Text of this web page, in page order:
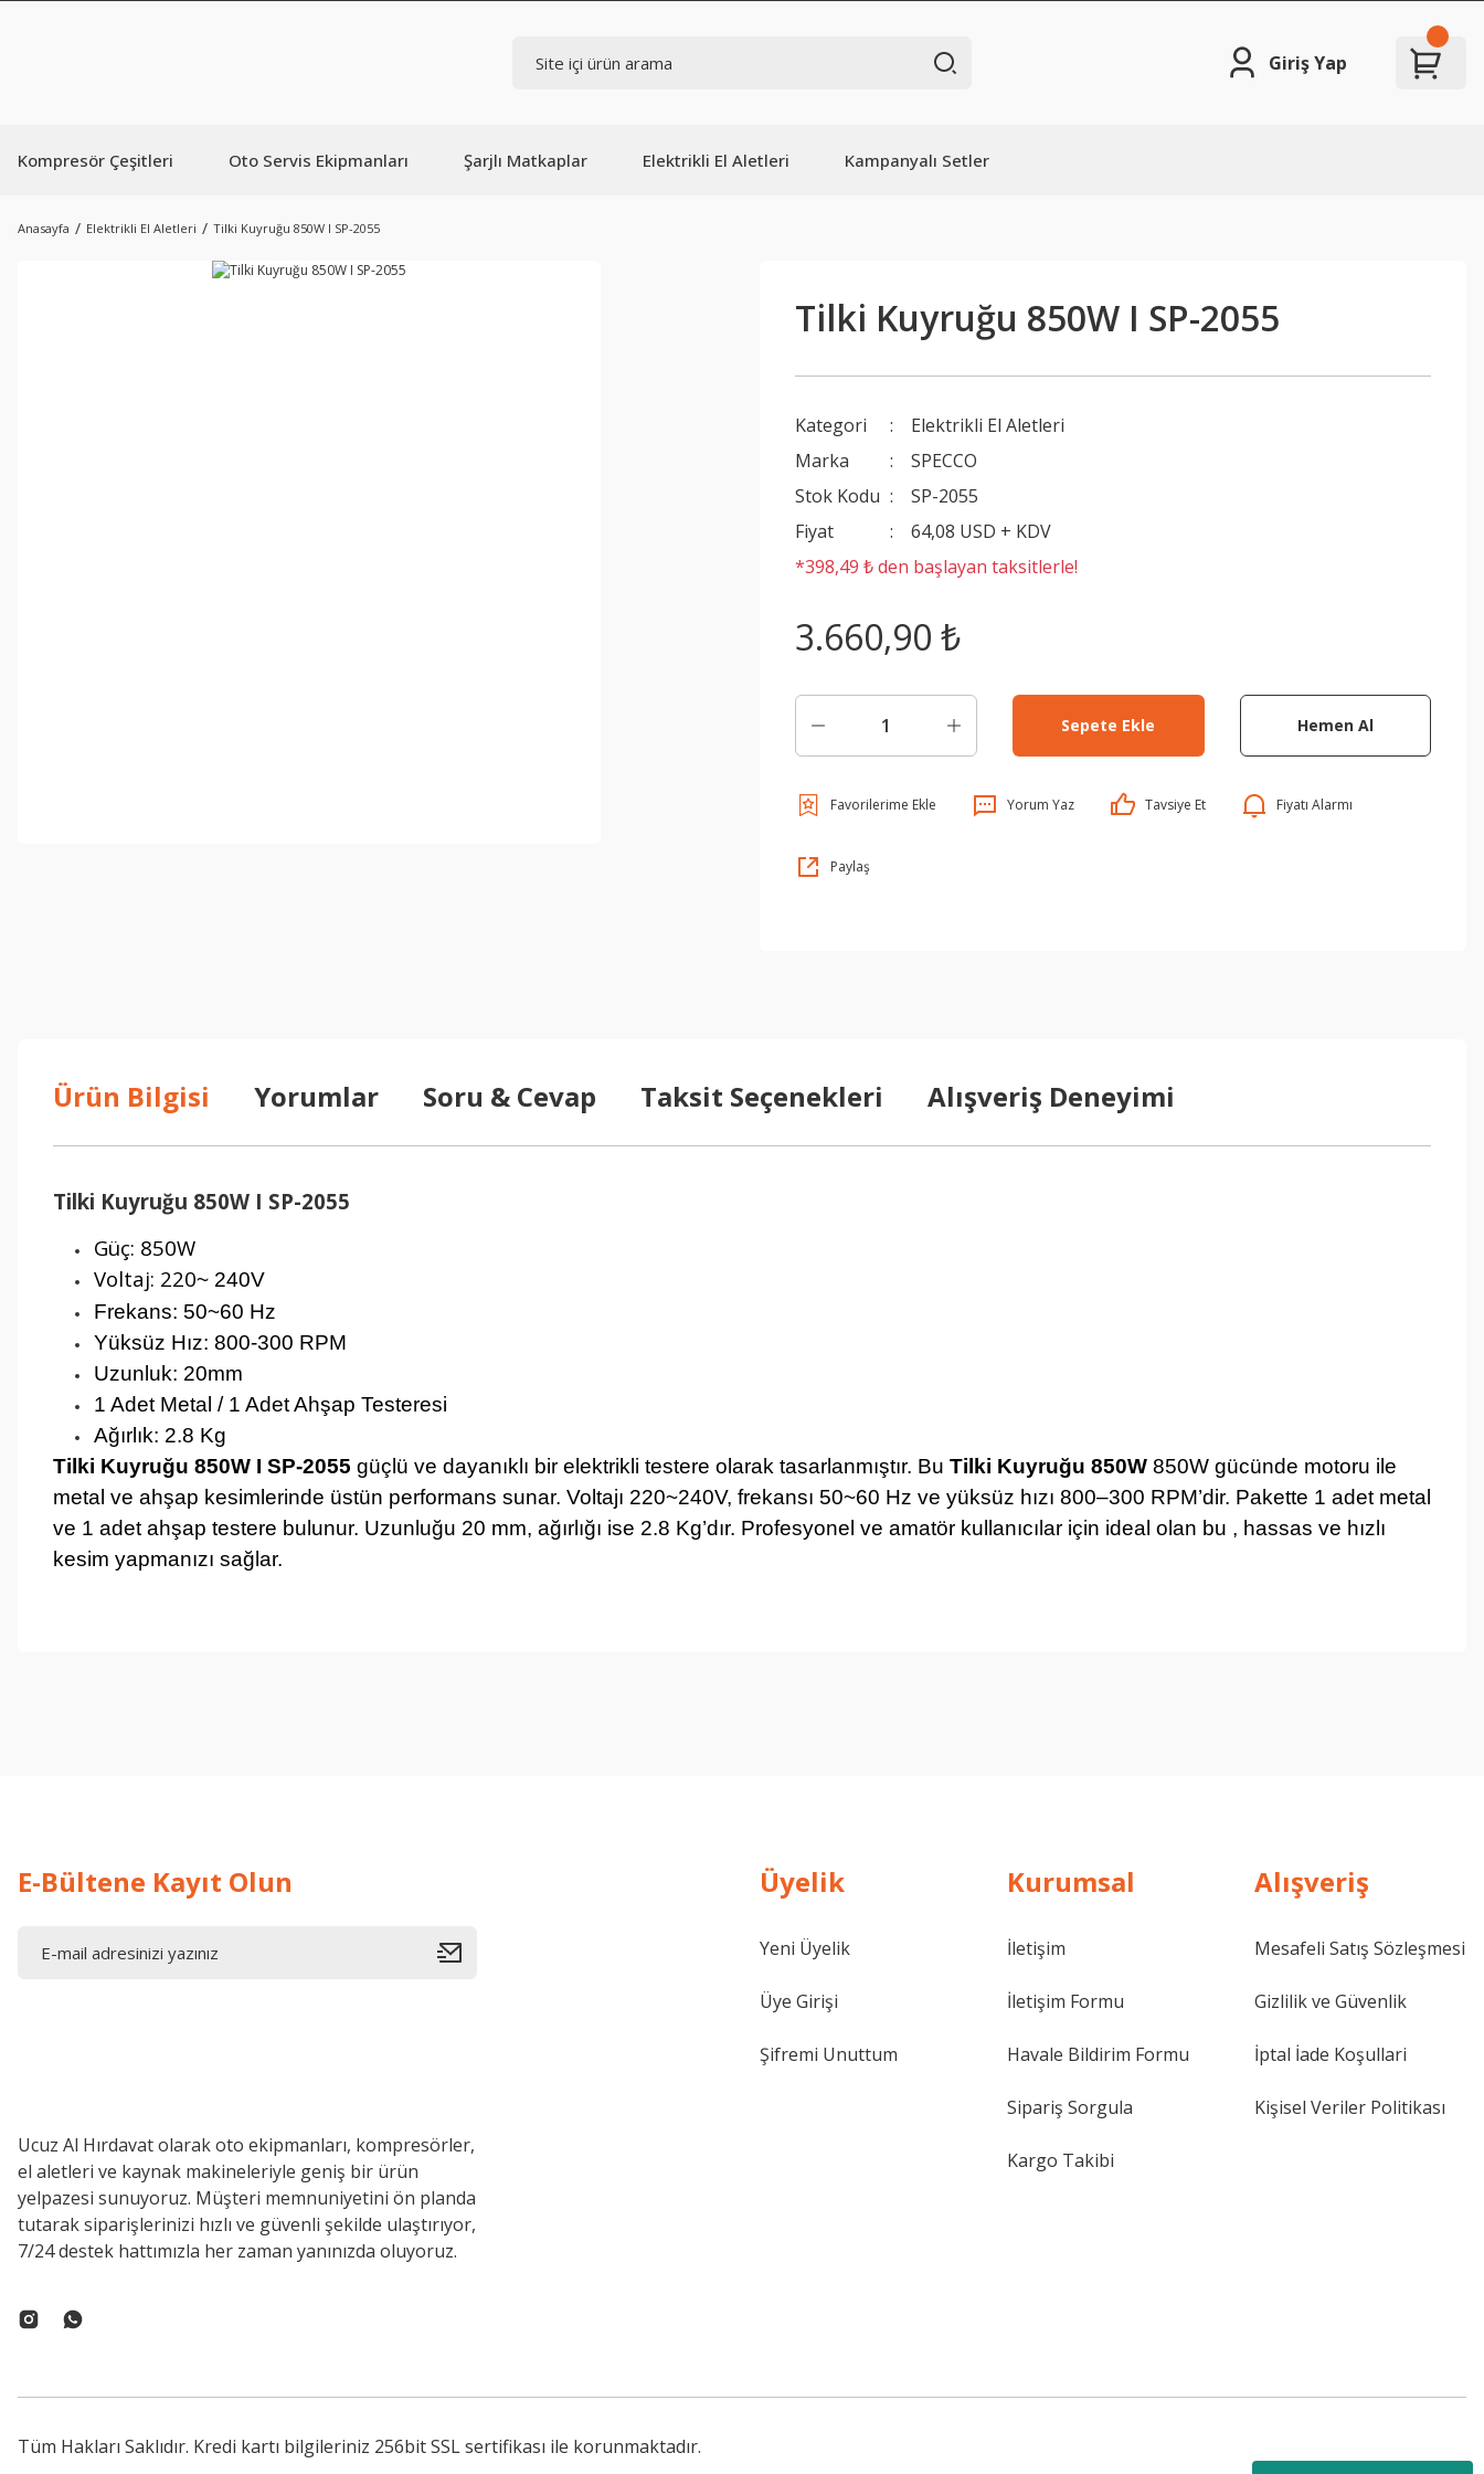
Giriş Yap
Kompresör Çeşitleri Oto Servis Ekipmanları Şarjlı Matkaplar Elektrikli El Aletleri Kampanyalı Setler
Anasayfa Elektrikli El Aletleri Tilki Kuyruğu 850W I SP-2055
Tilki Kuyruğu 850W I SP-2055
Kategori
Elektrikli El Aletleri
Marka
SPECCO
Stok Kodu
SP-2055
Fiyat
64,08 USD + KDV
*398,49 ₺ den başlayan taksitlerle!
3.660,90 ₺
Sepete Ekle Hemen Al
Yorum Yaz Tavsiye Et Fiyatı Alarmı
Paylaş
Ürün Bilgisi Yorumlar Soru & Cevap Taksit Seçenekleri Alışveriş Deneyimi
Tilki Kuyruğu 850W I SP-2055
Güç: 850W
Voltaj: 220~ 240V
Frekans: 50~60 Hz
Yüksüz Hız: 800-300 RPM
Uzunluk: 20mm
1 Adet Metal / 1 Adet Ahşap Testeresi
Ağırlık: 2.8 Kg
Tilki Kuyruğu 850W I SP-2055 güçlü ve dayanıklı bir elektrikli testere olarak tasarlanmıştır. Bu Tilki Kuyruğu 850W 850W gücünde motoru ile
metal ve ahşap kesimlerinde üstün performans sunar. Voltajı 220~240V, frekansı 50~60 Hz ve yüksüz hızı 800–300 RPM’dir. Pakette 1 adet metal
ve 1 adet ahşap testere bulunur. Uzunluğu 20 mm, ağırlığı ise 2.8 Kg’dır. Profesyonel ve amatör kullanıcılar için ideal olan bu , hassas ve hızlı
kesim yapmanızı sağlar.
E-Bültene Kayıt Olun
Ucuz Al Hırdavat olarak oto ekipmanları, kompresörler,
el aletleri ve kaynak makineleriyle geniş bir ürün
yelpazesi sunuyoruz. Müşteri memnuniyetini ön planda
tutarak siparişlerinizi hızlı ve güvenli şekilde ulaştırıyor,
7/24 destek hattımızla her zaman yanınızda oluyoruz.
Üyelik
Yeni Üyelik
Üye Girişi
Şifremi Unuttum
Kurumsal
İletişim
İletişim Formu
Havale Bildirim Formu
Sipariş Sorgula
Kargo Takibi
Alışveriş
Mesafeli Satış Sözleşmesi
Gizlilik ve Güvenlik
İptal İade Koşullari
Kişisel Veriler Politikası
Tüm Hakları Saklıdır. Kredi kartı bilgileriniz 256bit SSL sertifikası ile korunmaktadır.